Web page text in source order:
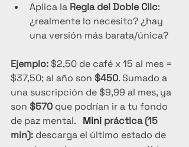
Aplica la Regla del Doble Clic:
¿realmente lo necesito? ¿hay
una versión más barata/única?
Ejemplo: $2,50 de café x 15 al mes =
$37,50; al año son $450. Sumado a
una suscripción de $9,99 al mes, ya
son $570 que podrían ir a tu fondo
de paz mental. Mini práctica (15
min): descarga el último estado de